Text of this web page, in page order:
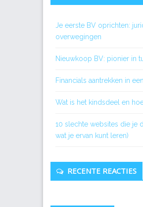
Je eerste BV oprichten:
overwegingen
Nieuwkoop BV: pionier in
Financials aantrekken in
Wat is het kindsdeel en
10 slechte websites die je
wat je ervan kunt leren)
RECENTE REACTIES